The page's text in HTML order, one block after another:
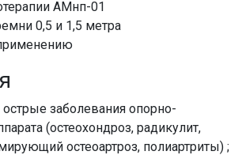
АМнп-01
0,5 и 1,5 метра
заболевания опорно-
(остеохондроз, радикулит,
остеоартроз, полиартриты) ;